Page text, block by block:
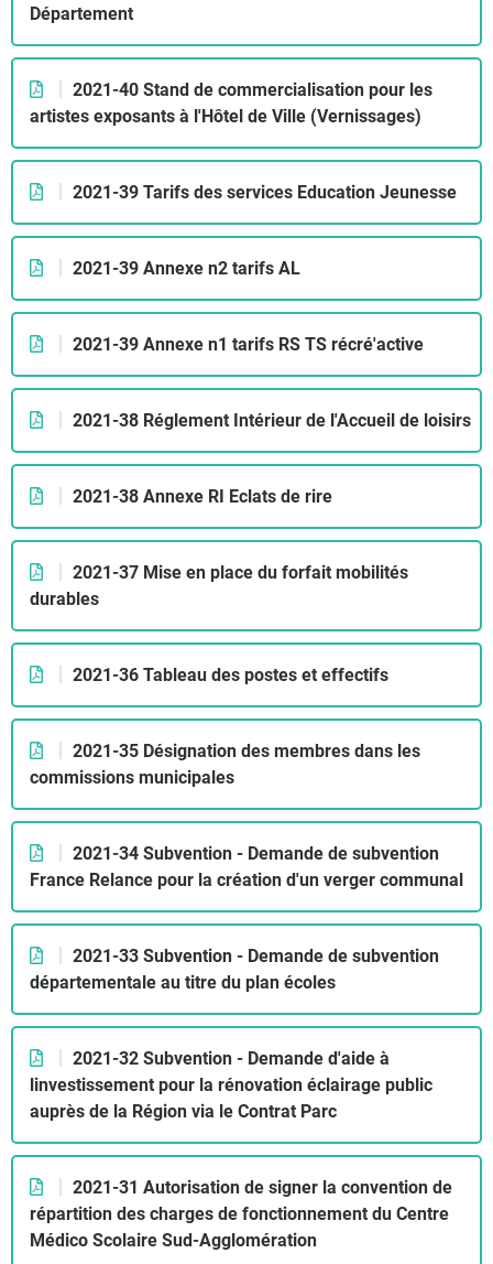
Département
2021-40 Stand de commercialisation pour les
artistes exposants à l'Hôtel de Ville (Vernissages)
2021-39 Tarifs des services Education Jeunesse
2021-39 Annexe n2 tarifs AL
2021-39 Annexe n1 tarifs RS TS récré'active
2021-38 Réglement Intérieur de l'Accueil de loisirs
2021-38 Annexe RI Eclats de rire
2021-37 Mise en place du forfait mobilités
durables
2021-36 Tableau des postes et effectifs
2021-35 Désignation des membres dans les
commissions municipales
2021-34 Subvention - Demande de subvention
France Relance pour la création d'un verger communal
2021-33 Subvention - Demande de subvention
départementale au titre du plan écoles
2021-32 Subvention - Demande d'aide à
linvestissement pour la rénovation éclairage public
auprès de la Région via le Contrat Parc
2021-31 Autorisation de signer la convention de
répartition des charges de fonctionnement du Centre
Médico Scolaire Sud-Agglomération